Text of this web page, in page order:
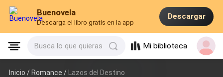
Buenovela
Descarga el libro gratis en la app
Descargar
Busca lo que quieras Mi biblioteca
Inicio /Romance / Lazos del Destino